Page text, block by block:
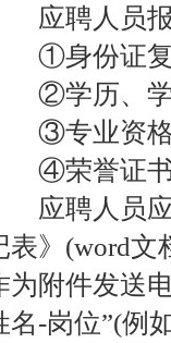
聘人员报
身份证复
学历、学
专业资格
荣誉证书
聘人员应
表》(word文
为附件发送
名-岗位”(例